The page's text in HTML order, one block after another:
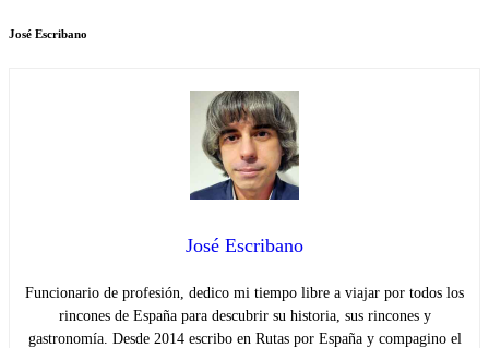
José Escribano
José Escribano
Funcionario de profesión, dedico mi tiempo libre a viajar por todos los
rincones de España para descubrir su historia, sus rincones y
gastronomía. Desde 2014 escribo en Rutas por España y compagino el